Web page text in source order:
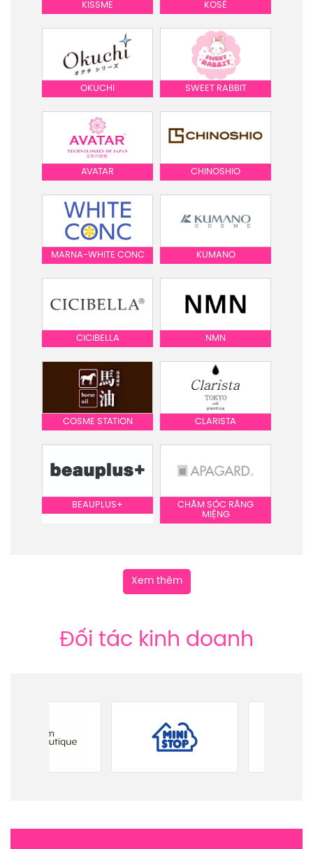
KISSME KOSÉ
OKUCHI SWEET RABBIT
AVATAR CHINOSHIO
MARNA-WHITE CONC KUMANO
CICIBELLA NMN
COSME STATION CLARISTA
BEAUPLUS+
CHĂM SÓC RĂNG
MIỆNG
Xem thêm
Đối tác kinh doanh